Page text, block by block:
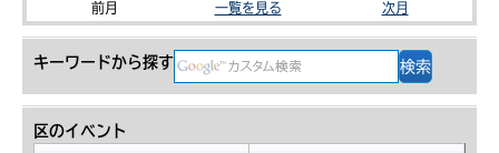
前月 一覧を見る 次月
キーワードから探す
区のイベント